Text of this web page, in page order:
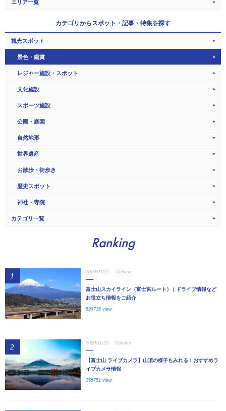
エリア一覧
カテゴリからスポット・記事・特集を探す
観光スポット
景色・鑑賞
レジャー施設・スポット
文化施設
スポーツ施設
公園・庭園
自然地形
世界遺産
お散歩・街歩き
歴史スポット
神社・寺院
カテゴリ一覧
Ranking
1 2020/01/17 Column
富士山スカイライン（富士宮ルート） | ドライブ情報など
お役立ち情報をご紹介
594736 view
2 2020/11/25 Column
【富士山 ライブカメラ】山頂の様子もみれる！おすすめラ
イブカメラ情報
355751 view